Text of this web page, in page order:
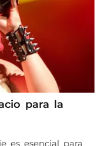
para la
es esencial para